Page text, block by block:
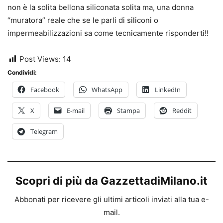
non è la solita bellona siliconata solita ma, una donna
“muratora” reale che se le parli di siliconi o
impermeabilizzazioni sa come tecnicamente risponderti!!
Post Views: 14
Condividi:
Facebook WhatsApp LinkedIn
X E-mail Stampa Reddit
Telegram
Scopri di più da GazzettadiMilano.it
Abbonati per ricevere gli ultimi articoli inviati alla tua e-
mail.